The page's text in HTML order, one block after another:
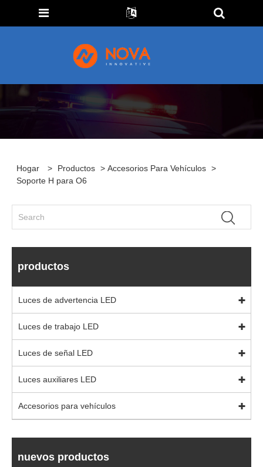
Hogar > Productos >Accesorios Para Vehículos >
Soporte H para O6
productos
Luces de advertencia LED
Luces de trabajo LED
Luces de señal LED
Luces auxiliares LED
Accesorios para vehículos
nuevos productos